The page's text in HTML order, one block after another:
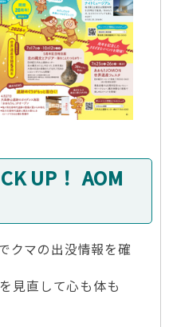
UP！ AOM
クマの出没情報を確
見直して心も体も